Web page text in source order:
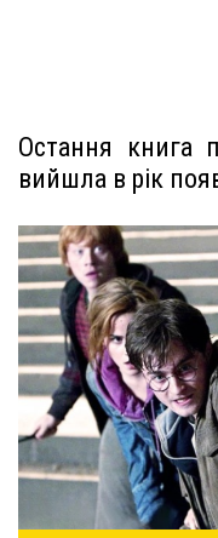
Остання книга
вийшла в рік